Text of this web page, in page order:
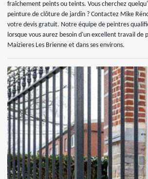
fraîchement peints ou teints. Vous cherchez
peinture de clôture de jardin ? Contactez Mike
votre devis gratuit. Notre équipe de peintres
lorsque vous aurez besoin d'un excellent travail de
Maizieres Les Brienne et dans ses environs.